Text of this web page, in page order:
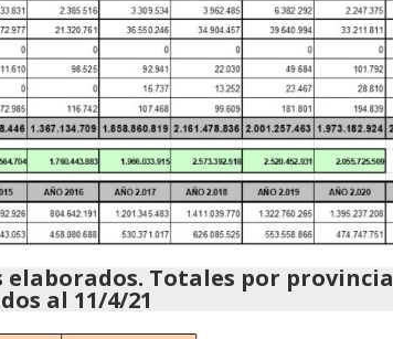
Totales por provincia
al 11/4/21